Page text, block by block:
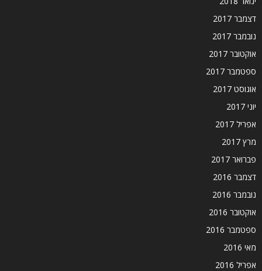
דצמבר 2017
נובמבר 2017
אוקטובר 2017
ספטמבר 2017
אוגוסט 2017
יוני 2017
אפריל 2017
מרץ 2017
פברואר 2017
דצמבר 2016
נובמבר 2016
אוקטובר 2016
ספטמבר 2016
מאי 2016
אפריל 2016